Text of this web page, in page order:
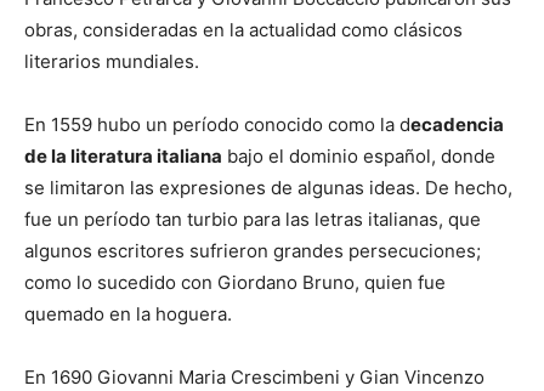
obras, consideradas en la actualidad como clásicos
literarios mundiales.
En 1559 hubo un período conocido como la decadencia
de la literatura italiana bajo el dominio español, donde
se limitaron las expresiones de algunas ideas. De hecho,
fue un período tan turbio para las letras italianas, que
algunos escritores sufrieron grandes persecuciones;
como lo sucedido con Giordano Bruno, quien fue
quemado en la hoguera.
En 1690 Giovanni Maria Crescimbeni y Gian Vincenzo